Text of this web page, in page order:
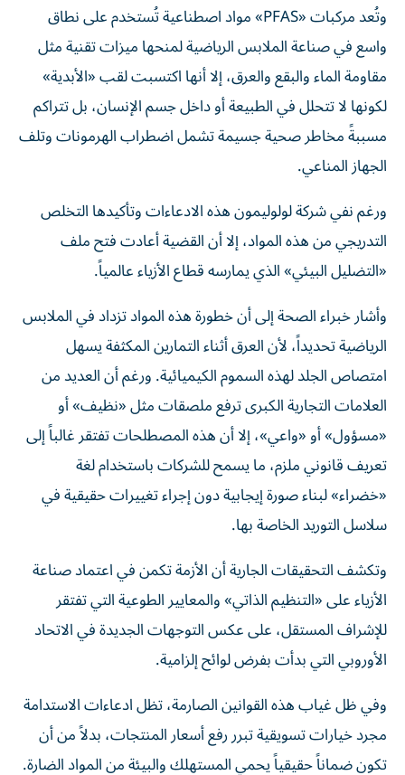
وتُعد مركبات «PFAS» مواد اصطناعية تُستخدم على نطاق
واسع في صناعة الملابس الرياضية لمنحها ميزات تقنية مثل
مقاومة الماء والبقع والعرق، إلا أنها اكتسبت لقب «الأبدية»
لكونها لا تتحلل في الطبيعة أو داخل جسم الإنسان، بل تتراكم
مسببةً مخاطر صحية جسيمة تشمل اضطراب الهرمونات وتلف
الجهاز المناعي.
ورغم نفي شركة لولوليمون هذه الادعاءات وتأكيدها التخلص
التدريجي من هذه المواد، إلا أن القضية أعادت فتح ملف
«التضليل البيئي» الذي يمارسه قطاع الأزياء عالمياً.
وأشار خبراء الصحة إلى أن خطورة هذه المواد تزداد في الملابس
الرياضية تحديداً، لأن العرق أثناء التمارين المكثفة يسهل
امتصاص الجلد لهذه السموم الكيميائية. ورغم أن العديد من
العلامات التجارية الكبرى ترفع ملصقات مثل «نظيف» أو
«مسؤول» أو «واعي»، إلا أن هذه المصطلحات تفتقر غالباً إلى
تعريف قانوني ملزم، ما يسمح للشركات باستخدام لغة
«خضراء» لبناء صورة إيجابية دون إجراء تغييرات حقيقية في
سلاسل التوريد الخاصة بها.
وتكشف التحقيقات الجارية أن الأزمة تكمن في اعتماد صناعة
الأزياء على «التنظيم الذاتي» والمعايير الطوعية التي تفتقر
للإشراف المستقل، على عكس التوجهات الجديدة في الاتحاد
الأوروبي التي بدأت بفرض لوائح إلزامية.
وفي ظل غياب هذه القوانين الصارمة، تظل ادعاءات الاستدامة
مجرد خيارات تسويقية تبرر رفع أسعار المنتجات، بدلاً من أن
تكون ضماناً حقيقياً يحمي المستهلك والبيئة من المواد الضارة.